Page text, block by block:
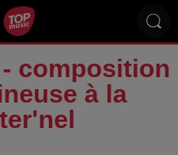
composition
à la